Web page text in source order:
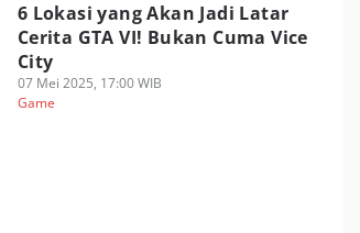
6 Lokasi yang Akan Jadi Latar
Cerita GTA VI! Bukan Cuma Vice
City
07 Mei 2025, 17:00 WIB
Game